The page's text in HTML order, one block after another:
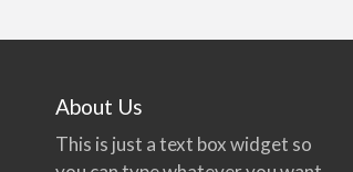
About Us
This is just a text box widget so